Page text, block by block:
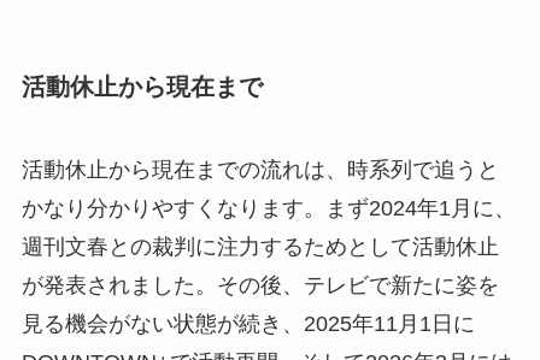
活動休止から現在まで
活動休止から現在までの流れは、時系列で追うと
かなり分かりやすくなります。まず2024年1月に、
週刊文春との裁判に注力するためとして活動休止
が発表されました。その後、テレビで新たに姿を
見る機会がない状態が続き、2025年11月1日に